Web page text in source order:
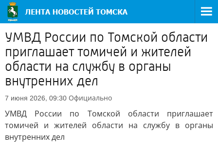
УМВД России по Томской области
приглашает томичей и жителей
области на службу в органы
внутренних дел
7 июня 2026, 09:30 Официально
УМВД России по Томской области приглашает
томичей и жителей области на службу в органы
внутренних дел